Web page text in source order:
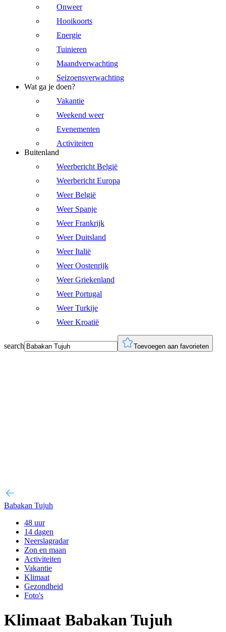
Onweer
Hooikoorts
Energie
Tuinieren
Maandverwachting
Seizoensverwachting
Wat ga je doen?
Vakantie
Weekend weer
Evenementen
Activiteiten
Buitenland
Weerbericht België
Weerbericht Europa
Weer België
Weer Spanje
Weer Frankrijk
Weer Duitsland
Weer Italië
Weer Oostenrijk
Weer Griekenland
Weer Portugal
Weer Turkije
Weer Kroatië
search Toevoegen aan favorieten
Babakan Tujuh
48 uur
14 dagen
Neerslagradar
Zon en maan
Activiteiten
Vakantie
Klimaat
Gezondheid
Foto's
Klimaat Babakan Tujuh